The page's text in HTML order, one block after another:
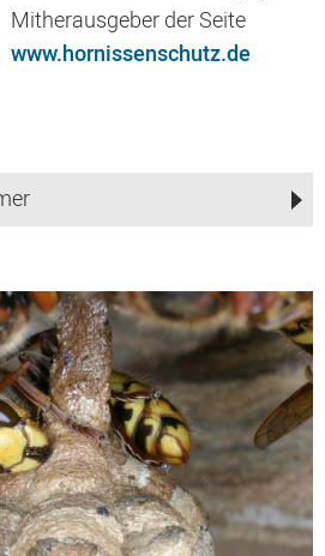
Mitherausgeber der Seite
www.hornissenschutz.de